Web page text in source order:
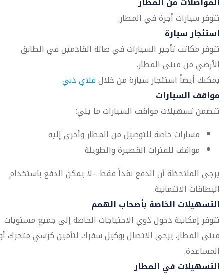
تتوفر سيارات أجرة في المطار.
استئجار سيارة
تتوفر مكاتب تأجير السيارات في صالة القادمين في الطابق
الأرضي من مبنى المطار.
يمكنك أيضاً استئجار سيارة من خلالفلاي دبي
مواقف السيارات
تتضمن تسهيلات مواقف السيارات ما يلي:
مسارات خاصة للتوصيل من المطار وأخرى إليه
مواقف للفترات القصيرة والطويلة
يرجى الملاحظة أن الدفع نقداً فقط –لا يمكن الدفع باستخدام
البطاقات الائتمانية.
التسهيلات الخاصة بأصحاب الهمم
تتوفر إمكانية دخول ذوي الاحتياجات الخاصة إلى جميع مستويات
مبنى المطار. يرجى الاتصال بوكيل سفرك لتأمين كرسي متحرك
المساعدة.
التسهيلات في المطار